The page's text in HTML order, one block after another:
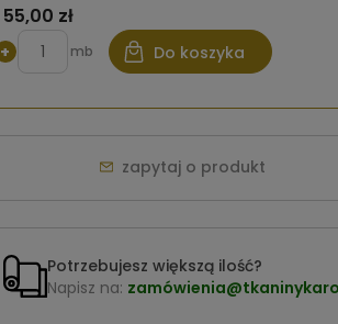
55,00 zł
+ mb Do koszyka
zapytaj o produkt
Potrzebujesz większą ilość?
Napisz na: